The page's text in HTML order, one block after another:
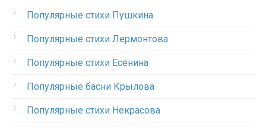
Популярные стихи Пушкина
Популярные стихи Лермонтова
Популярные стихи Есенина
Популярные басни Крылова
Популярные стихи Некрасова